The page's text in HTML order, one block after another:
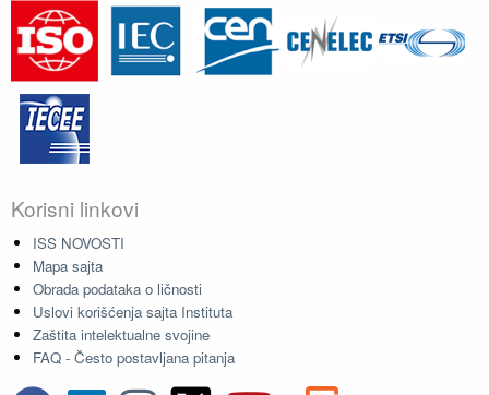
Korisni linkovi
ISS NOVOSTI
Mapa sajta
Obrada podataka o ličnosti
Uslovi korišćenja sajta Instituta
Zaštita intelektualne svojine
FAQ - Često postavljana pitanja